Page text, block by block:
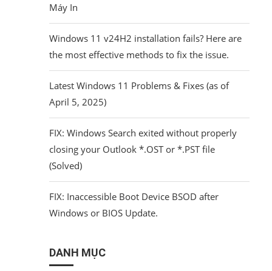
Máy In
Windows 11 v24H2 installation fails? Here are
the most effective methods to fix the issue.
Latest Windows 11 Problems & Fixes (as of
April 5, 2025)
FIX: Windows Search exited without properly
closing your Outlook *.OST or *.PST file
(Solved)
FIX: Inaccessible Boot Device BSOD after
Windows or BIOS Update.
DANH MỤC